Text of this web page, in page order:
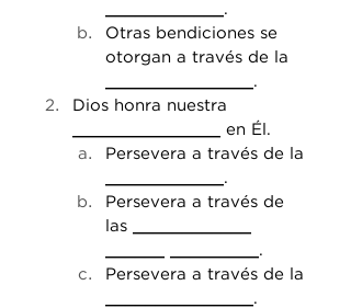
.
Otras bendiciones se
otorgan a través de la
.
Dios honra nuestra
en Él.
Persevera a través de la
.
Persevera a través de
las
.
Persevera a través de la
.